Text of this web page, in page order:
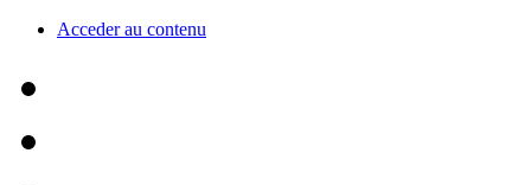
Acceder au contenu